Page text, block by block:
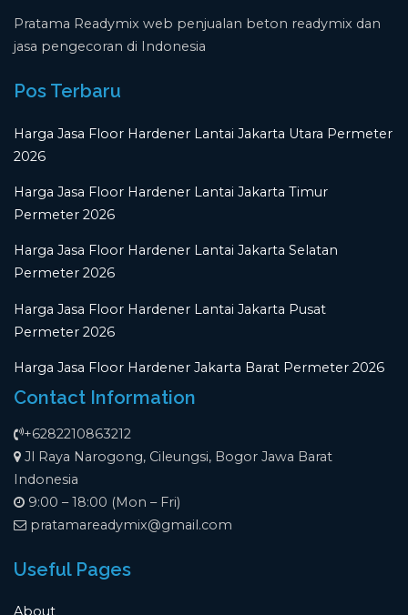
Pratama Readymix web penjualan beton readymix dan
jasa pengecoran di Indonesia
Pos Terbaru
Harga Jasa Floor Hardener Lantai Jakarta Utara Permeter
2026
Harga Jasa Floor Hardener Lantai Jakarta Timur
Permeter 2026
Harga Jasa Floor Hardener Lantai Jakarta Selatan
Permeter 2026
Harga Jasa Floor Hardener Lantai Jakarta Pusat
Permeter 2026
Harga Jasa Floor Hardener Jakarta Barat Permeter 2026
Contact Information
+6282210863212
Jl Raya Narogong, Cileungsi, Bogor Jawa Barat
Indonesia
9:00 – 18:00 (Mon – Fri)
pratamareadymix@gmail.com
Useful Pages